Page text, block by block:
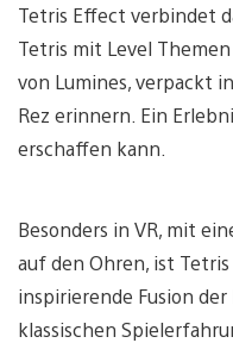
Tetris Effect verbindet
Tetris mit Level
von Lumines, verpackt
Rez erinnern. Ein
erschaffen kann.
Besonders in VR, mit
auf den Ohren, ist
inspirierende Fusion
klassischen